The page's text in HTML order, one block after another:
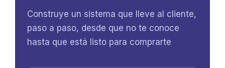
Construye un sistema que lleve al cliente,
paso a paso, desde que no te conoce
hasta que está listo para comprarte